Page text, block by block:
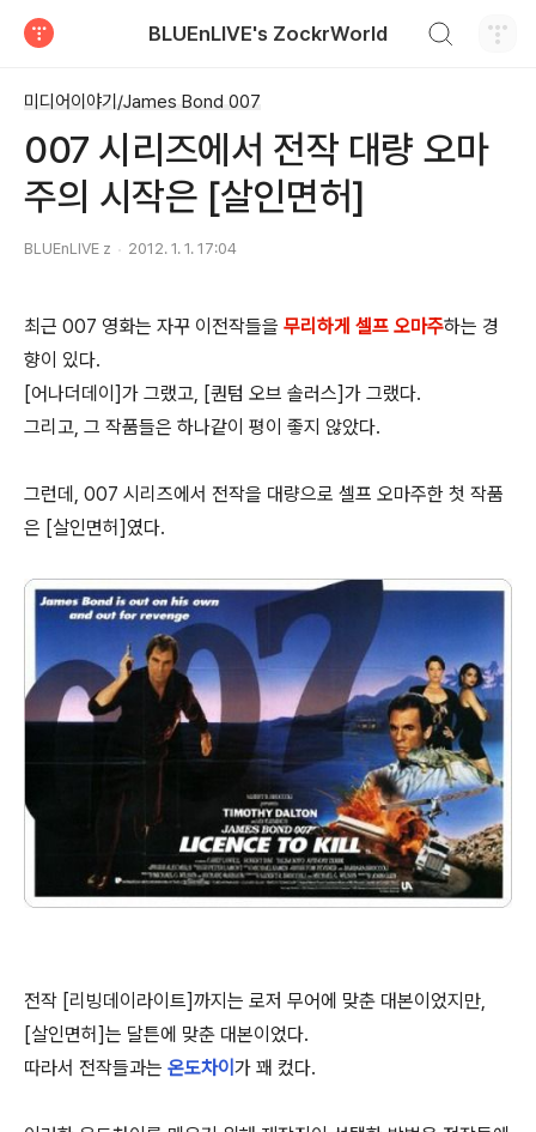
BLUEnLIVE's ZockrWorld
미디어이야기/James Bond 007
007 시리즈에서 전작 대량 오마
주의 시작은 [살인면허]
BLUEnLIVE z 2012. 1. 1. 17:04
최근 007 영화는 자꾸 이전작들을 무리하게 셀프 오마주하는 경
향이 있다.
[어나더데이]가 그랬고, [퀀텀 오브 솔러스]가 그랬다.
그리고, 그 작품들은 하나같이 평이 좋지 않았다.
그런데, 007 시리즈에서 전작을 대량으로 셀프 오마주한 첫 작품
은 [살인면허]였다.
전작 [리빙데이라이트]까지는 로저 무어에 맞춘 대본이었지만,
[살인면허]는 달튼에 맞춘 대본이었다.
따라서 전작들과는 온도차이 가 꽤 컸다.